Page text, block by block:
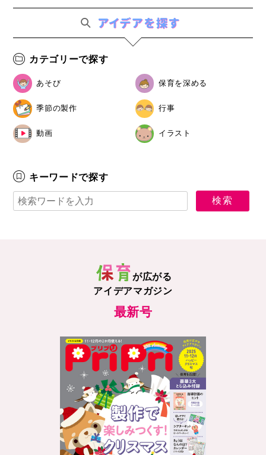
カテゴリーで探す
あそび 保育を深める
季節の製作 行事
動画 イラスト
キーワードで探す
が広がる
アイデアマガジン
最新号